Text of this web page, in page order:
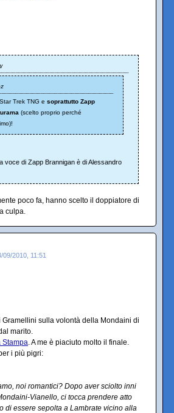
Trek TNG e soprattutto Zapp
(scelto proprio perché
voce di Zapp Brannigan è di Alessandro
poco fa, hanno scelto il doppiatore di
culpa.
09/2010, 11:51
sulla volontà della Mondaini di
marito.
Stampa. A me è piaciuto molto il finale.
i più pigri:
noi romantici? Dopo aver sciolto inni
Vianello, ci tocca prendere atto
di essere sepolta a Lambrate vicino alla